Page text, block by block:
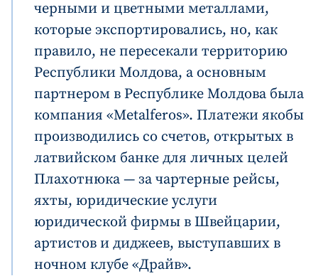
în Română in English
черными и цветными металлами,
которые экспортировались, но, как
правило, не пересекали территорию
Республики Молдова, а основным
партнером в Республике Молдова была
компания «Metalferos». Платежи якобы
производились со счетов, открытых в
латвийском банке для личных целей
Плахотнюка — за чартерные рейсы,
яхты, юридические услуги
юридической фирмы в Швейцарии,
артистов и диджеев, выступавших в
ночном клубе «Драйв».